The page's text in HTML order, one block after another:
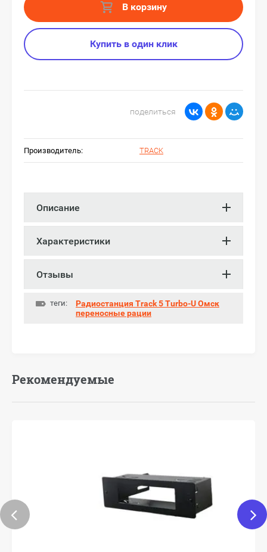
В корзину
Купить в один клик
поделиться
Производитель: TRACK
Описание
Характеристики
Отзывы
теги:
Радиостанция Track 5 Turbo-U Омск
переносные рации
Рекомендуемые